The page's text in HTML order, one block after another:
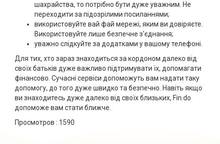
шахрайства, то потрібно бути дуже уважним. Не
переходити за підозрілими посиланнями;
використовуйте вай фай мережі, яким ви довіряєте.
Використовуйте лише безпечне з'єднання;
уважно слідкуйте за додатками у вашому телефоні.
Для тих, хто зараз знаходиться за кордоном далеко від
своїх батьків дуже важливо підтримувати їх, допомагати
фінансово. Сучасні сервіси допоможуть вам надати таку
допомогу, до того дуже швидко та безпечно. Навіть якщо
ви знаходитесь дуже далеко від своїх близьких, Fin.do
допоможе вам стати ближче.
Просмотров : 1590